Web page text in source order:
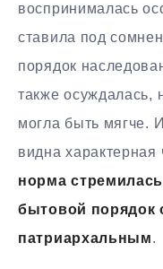
воспринималась
ставила под
порядок
также осуждалась,
могла быть мягче.
видна характерная
норма
бытовой порядок
патриархальным.